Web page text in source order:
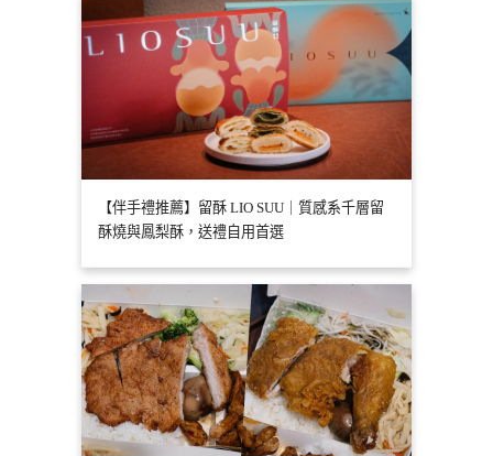
【伴手禮推薦】留酥 LIO SUU｜質感系千層留
酥燒與鳳梨酥，送禮自用首選